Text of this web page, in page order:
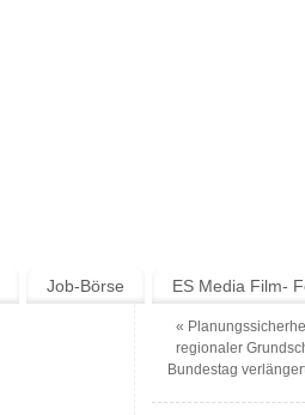
Job-Börse ES Media Film-
«
regionaler
Bundestag